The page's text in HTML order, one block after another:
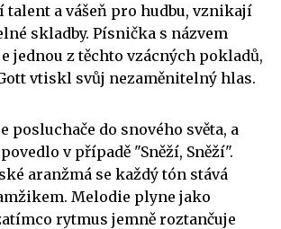
talent a vášeň pro hudbu, vznikají
skladby. Písnička s názvem
jednou z těchto vzácných pokladů,
vtiskl svůj nezaměnitelný hlas.
posluchače do snového světa, a
v případě "Sněží, Sněží".
aranžmá se každý tón stává
Melodie plyne jako
rytmus jemně roztančuje